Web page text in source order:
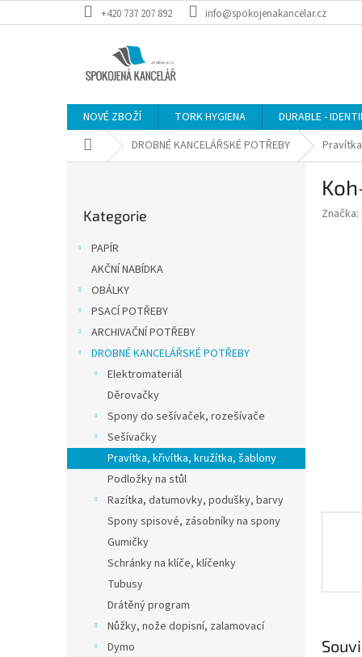
na
+420 737 207 892 info@spokojenakancelar.cz
NOVÉ ZBOŽÍ TORK HYGIENA DURABLE -
Domů DROBNÉ KANCELÁŘSKÉ POTŘEBY
kategorie
Kategorie
PAPÍR
AKČNÍ NABÍDKA
OBÁLKY
PSACÍ POTŘEBY
ARCHIVAČNÍ POTŘEBY
DROBNÉ KANCELÁŘSKÉ POTŘEBY
Elektromateriál
Děrovačky
Spony do sešívaček, rozešívače
Sešívačky
Pravítka, křivítka, kružítka, šablony
Podložky na stůl
Razítka, datumovky, podušky, barvy
Spony spisové, zásobníky na spony
Gumičky
Schránky na klíče, klíčenky
Tubusy
Drátěný program
Nůžky, nože dopisní, zalamovací
Dymo
Značka: